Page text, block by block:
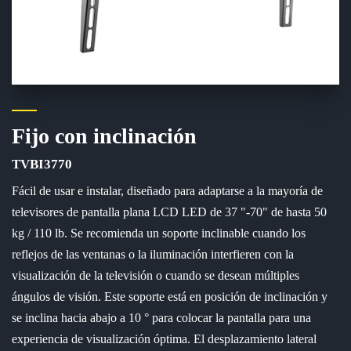
Fijo con inclinación
TVBI3770
Fácil de usar e instalar, diseñado para adaptarse a la mayoría de
televisores de pantalla plana LCD LED de 37 "-70" de hasta 50
kg / 110 lb. Se recomienda un soporte inclinable cuando los
reflejos de las ventanas o la iluminación interfieren con la
visualización de la televisión o cuando se desean múltiples
ángulos de visión. Este soporte está en posición de inclinación y
se inclina hacia abajo a 10 ° para colocar la pantalla para una
experiencia de visualización óptima. El desplazamiento lateral